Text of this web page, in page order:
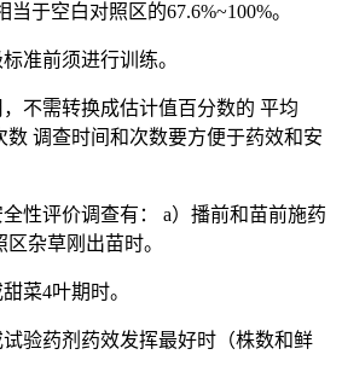
当于空白对照区的67.6%~100%。
准前须进行训练。
不需转换成估计值百分数的 平均
数 调查时间和次数要方便于药效和安
性评价调查有： a）播前和苗前施药
杂草刚出苗时。
菜4叶期时。
验药剂药效发挥最好时（株数和鲜